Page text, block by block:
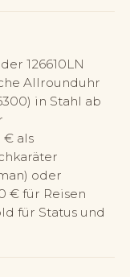
126610LN
Allrounduhr
in Stahl ab
€ als
oder
€ für Reisen
für Status und